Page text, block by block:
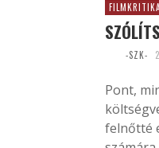
FILMKRITIKA
-SZK-
Pont,
felnőtté